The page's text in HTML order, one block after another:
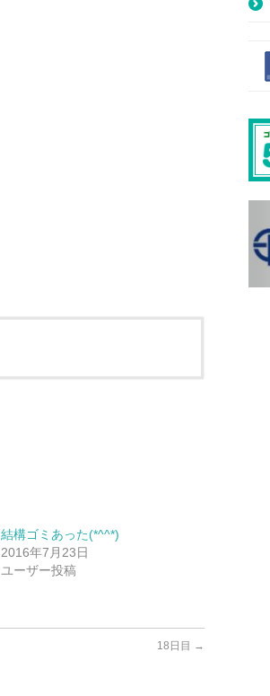
結構ゴミあった(*^^*)
2016年7月23日
ユーザー投稿
18日目 →